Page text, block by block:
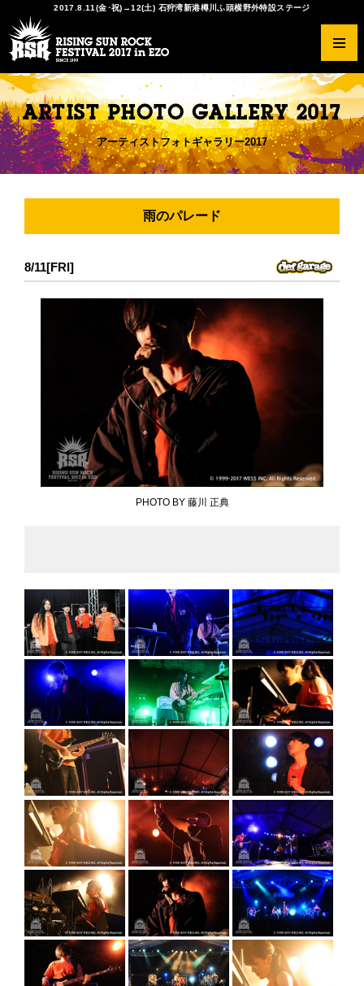
2017.8.11(金･祝)→12(土) 石狩湾新港樽川ふ頭横野外特設ステージ
ARTIST PHOTO GALLERY 2017
アーティストフォトギャラリー2017
雨のパレード
8/11[FRI]
PHOTO BY 藤川 正典
RSRとは？
開催概要
ヒストリー
注意事項
ご来場の前に必ずお読みください
ラインナップ
タイムテーブル
RISING★STAR
RED STAR CAFE
チケットの種類
先行予約
一般発売
チケットのトレードに関して
出店情報
会場マップ
オフィシャルダイニング チュプ
キッズガーデン
アクセスガイド
オフィシャルツアー
協賛・特別協力
サンクスショップ
THE SOLAR BUDOKAN IN EZO
サービス
オフィシャルグッズ
Tシャツデザインコンペ
写真ギャラリー2017
スマイルギャラリー2016
写真ギャラリー2016